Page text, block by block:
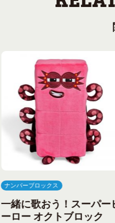
ナンバーブロックス
一緒に歌おう！スーパー
ーロー オクトブロック